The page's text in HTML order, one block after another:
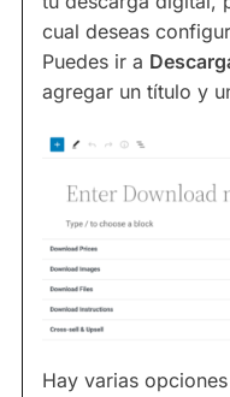
cual deseas
Puedes ir a
agregar un título y
Hay varias